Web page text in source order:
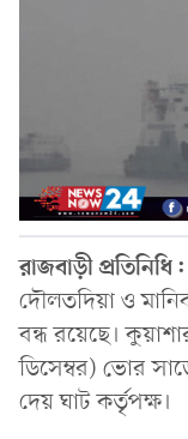
রাজবাড়ী প্রতিনিধি:
দৌলতদিয়া ও
বন্ধ রয়েছে।
ডিসেম্বর) ভোর
দেয় ঘাট কর্তৃপক্ষ।